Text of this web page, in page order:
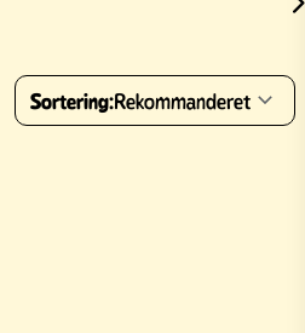
Sortering:Rekommanderet